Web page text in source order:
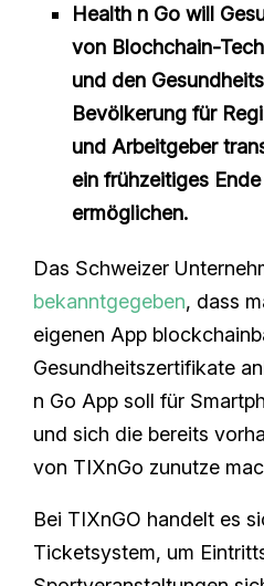
Health n Go will
von Blochchain-
und den
Bevölkerung für
und Arbeitgeber
ein frühzeitiges
ermöglichen.
Das Schweizer
bekanntgegeben, dass
eigenen App
Gesundheitszertifikate
n Go App soll für
und sich die bereits
von TIXnGo zunutze
Bei TIXnGO handelt es
Ticketsystem, um